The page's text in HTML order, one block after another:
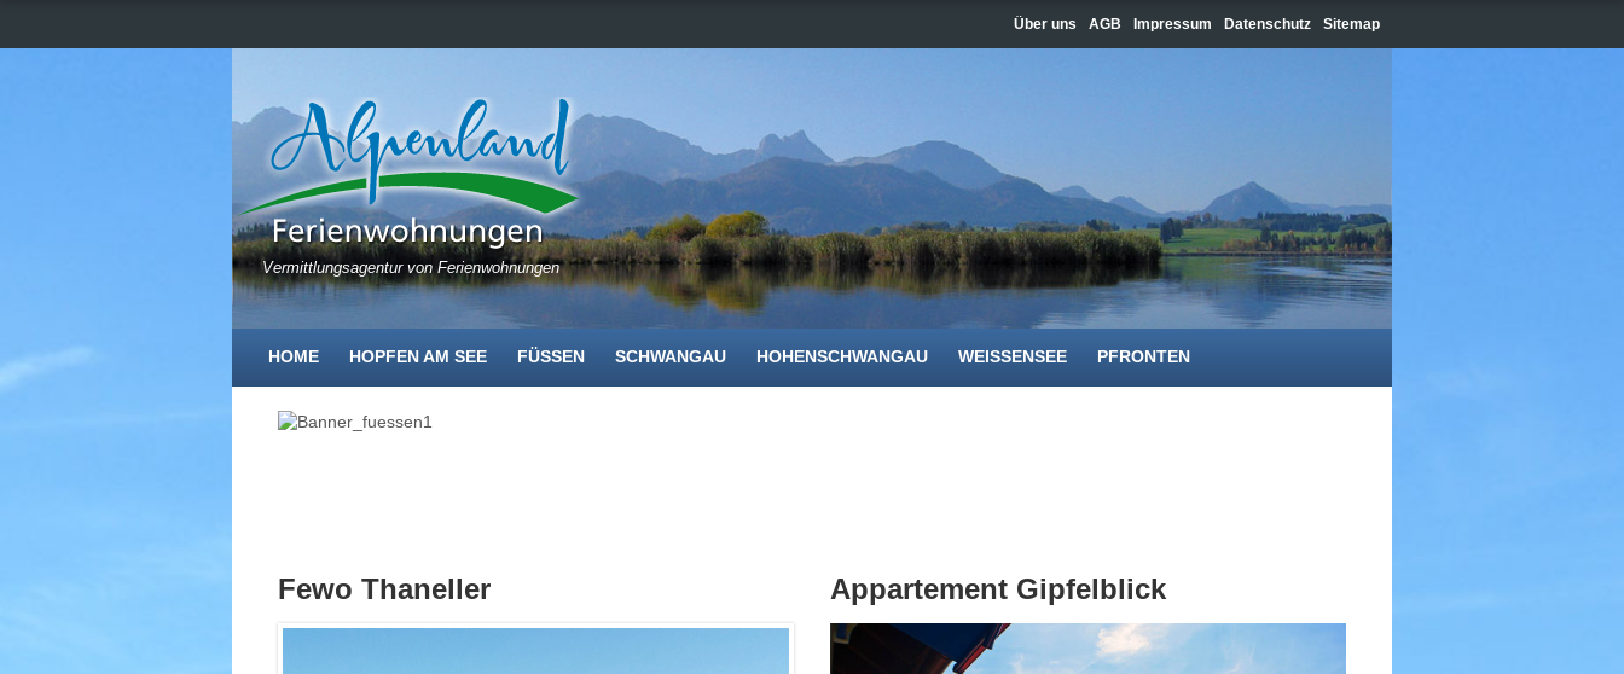
Über uns AGB Impressum Datenschutz Sitemap
Vermittlungsagentur von Ferienwohnungen
HOME HOPFEN AM SEE FÜSSEN SCHWANGAU HOHENSCHWANGAU WEISSENSEE PFRONTEN
Fewo Thaneller Appartement Gipfelblick